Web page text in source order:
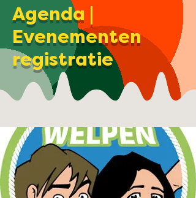
Agenda |
Evenementen
registratie